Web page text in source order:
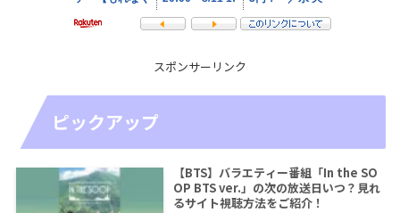
スポンサーリンク
ピックアップ
【BTS】バラエティー番組「In the SO
OP BTS ver.」の次の放送日いつ？見れ
るサイト視聴方法をご紹介！